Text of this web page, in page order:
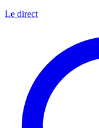
Le direct